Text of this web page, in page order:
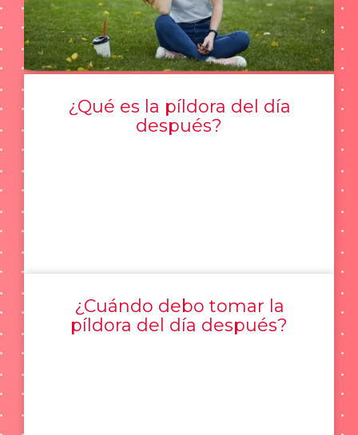
¿Qué es la píldora del día
después?
¿Cuándo debo tomar la
píldora del día después?